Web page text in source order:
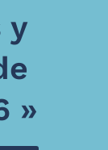
y
»